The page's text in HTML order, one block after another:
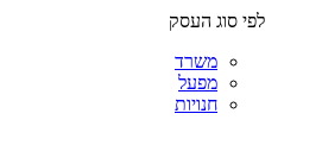
לפי סוג העסק
משרד
מפעל
חנויות